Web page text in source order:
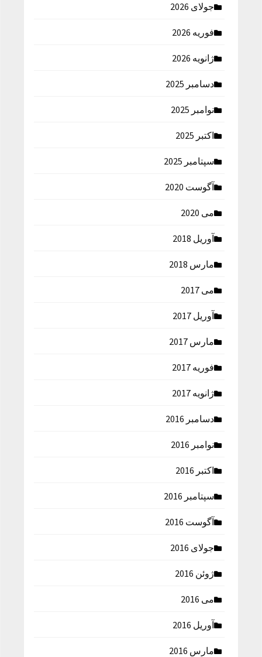
جولای 2026
فوریه 2026
ژانویه 2026
دسامبر 2025
نوامبر 2025
اکتبر 2025
سپتامبر 2025
آگوست 2020
می 2020
آوریل 2018
مارس 2018
می 2017
آوریل 2017
مارس 2017
فوریه 2017
ژانویه 2017
دسامبر 2016
نوامبر 2016
اکتبر 2016
سپتامبر 2016
آگوست 2016
جولای 2016
ژوئن 2016
می 2016
آوریل 2016
مارس 2016